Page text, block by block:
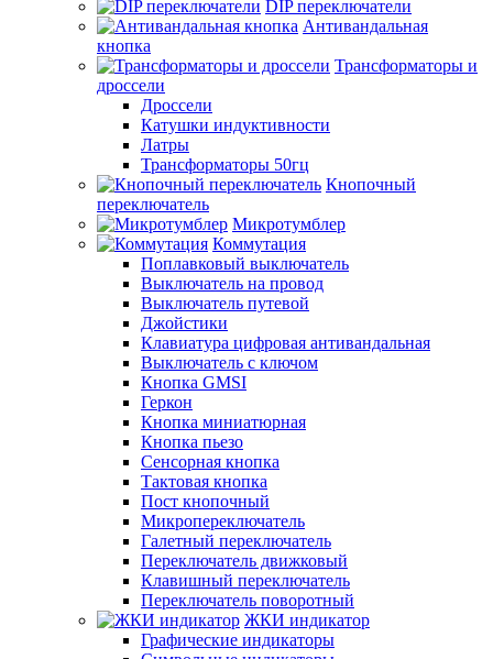
DIP переключатели
Антивандальная
кнопка
Трансформаторы и
дроссели
Дроссели
Катушки индуктивности
Латры
Трансформаторы 50гц
Кнопочный
переключатель
Микротумблер
Коммутация
Поплавковый выключатель
Выключатель на провод
Выключатель путевой
Джойстики
Клавиатура цифровая антивандальная
Выключатель с ключом
Кнопка GMSI
Геркон
Кнопка миниатюрная
Кнопка пьезо
Сенсорная кнопка
Тактовая кнопка
Пост кнопочный
Микропереключатель
Галетный переключатель
Переключатель движковый
Клавишный переключатель
Переключатель поворотный
ЖКИ индикатор
Графические индикаторы